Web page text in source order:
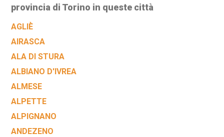
provincia di Torino in queste città
AGLIÈ
AIRASCA
ALA DI STURA
ALBIANO D'IVREA
ALMESE
ALPETTE
ALPIGNANO
ANDEZENO